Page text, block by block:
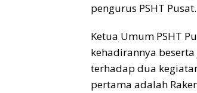
pengurus PSHT Pusat.
Ketua Umum PSHT
kehadirannya
terhadap dua
pertama adalah